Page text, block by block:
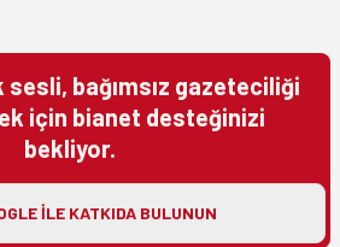
sesli, bağımsız gazeteciliği
için bianet desteğinizi
bekliyor.
ILE KATKIDA BULUNUN